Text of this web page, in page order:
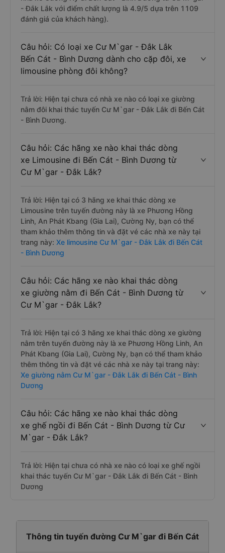
- Đắk Lắk với điểm chất lượng là 4.9/5 dựa trên 1109
đánh giá của khách hàng).
Câu hỏi: Có loại xe Cư M`gar - Đắk Lắk
Bến Cát - Bình Dương dành cho cặp đôi, xe
limousine phòng đôi không?
Trả lời: Hiện tại chưa có nhà xe nào có loại xe giường
nằm đôi khai thác tuyến Cư M`gar - Đắk Lắk đi Bến Cát
- Bình Dương.
Câu hỏi: Các hãng xe nào khai thác dòng
xe Limousine đi Bến Cát - Bình Dương từ
Cư M`gar - Đắk Lắk?
Trả lời: Hiện tại có 3 hãng xe khai thác dòng xe
Limousine trên tuyến đường này là xe Phương Hồng
Linh, An Phát Kbang (Gia Lai), Cường Ny, bạn có thể
tham khảo thêm thông tin và đặt vé các nhà xe này tại
trang này: Xe limousine Cư M`gar - Đắk Lắk đi Bến Cát
- Bình Dương
Câu hỏi: Các hãng xe nào khai thác dòng
xe giường nằm đi Bến Cát - Bình Dương từ
Cư M`gar - Đắk Lắk?
Trả lời: Hiện tại có 3 hãng xe khai thác dòng xe giường
nằm trên tuyến đường này là xe Phương Hồng Linh, An
Phát Kbang (Gia Lai), Cường Ny, bạn có thể tham khảo
thêm thông tin và đặt vé các nhà xe này tại trang này:
Xe giường nằm Cư M`gar - Đắk Lắk đi Bến Cát - Bình
Dương
Câu hỏi: Các hãng xe nào khai thác dòng
xe ghế ngồi đi Bến Cát - Bình Dương từ Cư
M`gar - Đắk Lắk?
Trả lời: Hiện tại chưa có nhà xe nào có loại xe ghế ngồi
khai thác tuyến Cư M`gar - Đắk Lắk đi Bến Cát - Bình
Dương
Thông tin tuyến đường Cư M`gar đi Bến Cát